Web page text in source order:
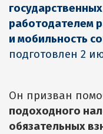
работодателем
и мобильность
подготовлен 2
Он призван
подоходного
обязательных